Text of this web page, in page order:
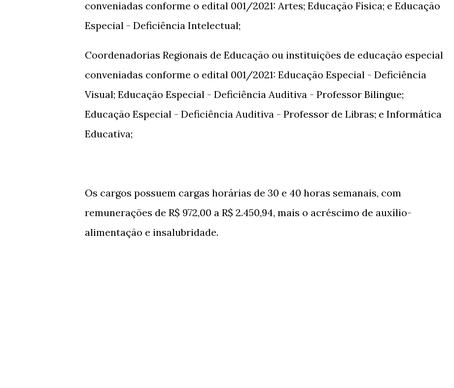
conveniadas conforme o edital 001/2021: Artes; Educação Física; e Educação
Especial - Deficiência Intelectual;
Coordenadorias Regionais de Educação ou instituições de educação especial
conveniadas conforme o edital 001/2021: Educação Especial - Deficiência
Visual; Educação Especial - Deficiência Auditiva - Professor Bilingue;
Educação Especial - Deficiência Auditiva - Professor de Libras; e Informática
Educativa;
Os cargos possuem cargas horárias de 30 e 40 horas semanais, com
remunerações de R$ 972,00 a R$ 2.450,94, mais o acréscimo de auxílio-
alimentação e insalubridade.